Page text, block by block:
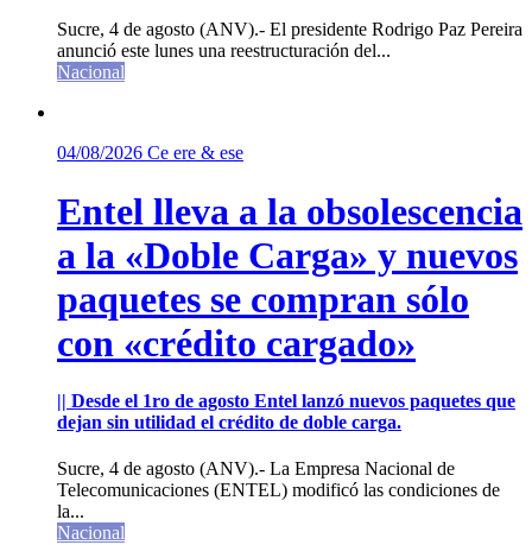
Sucre, 4 de agosto (ANV).- El presidente Rodrigo Paz Pereira
anunció este lunes una reestructuración del...
Nacional
04/08/2026 Ce ere & ese
Entel lleva a la obsolescencia
a la «Doble Carga» y nuevos
paquetes se compran sólo
con «crédito cargado»
|| Desde el 1ro de agosto Entel lanzó nuevos paquetes que
dejan sin utilidad el crédito de doble carga.
Sucre, 4 de agosto (ANV).- La Empresa Nacional de
Telecomunicaciones (ENTEL) modificó las condiciones de
la...
Nacional